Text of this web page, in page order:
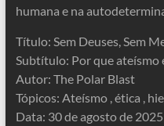
humana e na
Título: Sem Deuses, Sem
Subtítulo: Por que ateísmo
Autor: The Polar Blast
Tópicos: Ateísmo , ética ,
Data: 30 de agosto de 2025